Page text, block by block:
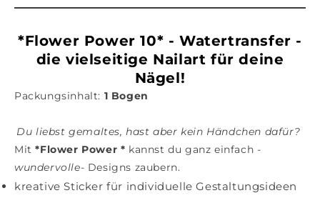
*Flower Power 10* - Watertransfer -
die vielseitige Nailart für deine
Nägel!
Packungsinhalt: 1 Bogen
Du liebst gemaltes, hast aber kein Händchen dafür?
Mit *Flower Power * kannst du ganz einfach -
wundervolle- Designs zaubern.
kreative Sticker für individuelle Gestaltungsideen